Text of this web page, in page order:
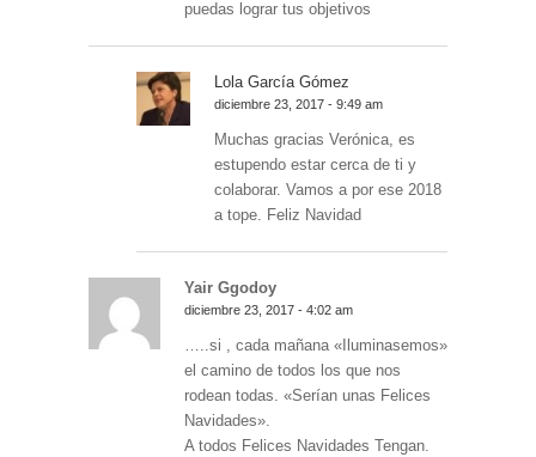
puedas lograr tus objetivos
Lola García Gómez
diciembre 23, 2017 - 9:49 am
Muchas gracias Verónica, es
estupendo estar cerca de ti y
colaborar. Vamos a por ese 2018
a tope. Feliz Navidad
Yair Ggodoy
diciembre 23, 2017 - 4:02 am
…..si , cada mañana «Iluminasemos»
el camino de todos los que nos
rodean todas. «Serían unas Felices
Navidades».
A todos Felices Navidades Tengan.